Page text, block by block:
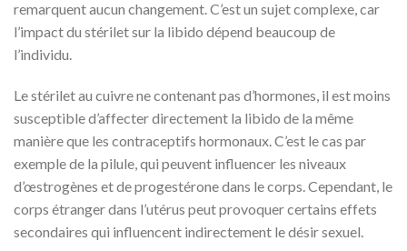
remarquent aucun changement. C’est un sujet complexe, car
l’impact du stérilet sur la libido dépend beaucoup de
l’individu.
Le stérilet au cuivre ne contenant pas d’hormones, il est moins
susceptible d’affecter directement la libido de la même
manière que les contraceptifs hormonaux. C’est le cas par
exemple de la pilule, qui peuvent influencer les niveaux
d’œstrogènes et de progestérone dans le corps. Cependant, le
corps étranger dans l’utérus peut provoquer certains effets
secondaires qui influencent indirectement le désir sexuel.